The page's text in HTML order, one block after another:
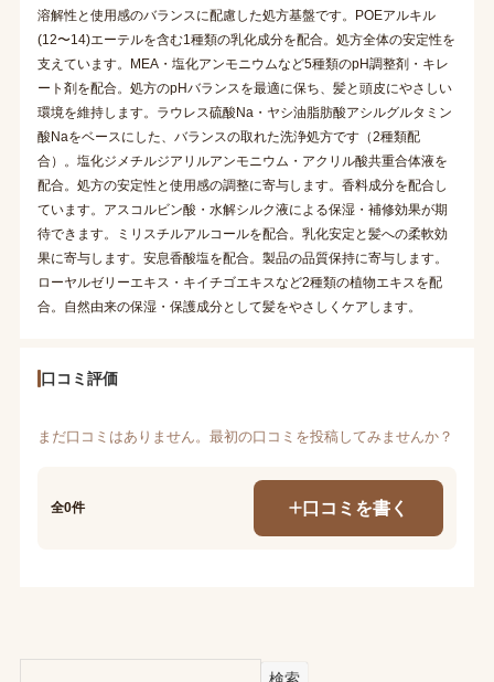
溶解性と使用感のバランスに配慮した処方基盤です。POEアルキル
(12〜14)エーテルを含む1種類の乳化成分を配合。処方全体の安定性を
支えています。MEA・塩化アンモニウムなど5種類のpH調整剤・キレ
ート剤を配合。処方のpHバランスを最適に保ち、髪と頭皮にやさしい
環境を維持します。ラウレス硫酸Na・ヤシ油脂肪酸アシルグルタミン
酸Naをベースにした、バランスの取れた洗浄処方です（2種類配
合）。塩化ジメチルジアリルアンモニウム・アクリル酸共重合体液を
配合。処方の安定性と使用感の調整に寄与します。香料成分を配合し
ています。アスコルビン酸・水解シルク液による保湿・補修効果が期
待できます。ミリスチルアルコールを配合。乳化安定と髪への柔軟効
果に寄与します。安息香酸塩を配合。製品の品質保持に寄与します。
ローヤルゼリーエキス・キイチゴエキスなど2種類の植物エキスを配
合。自然由来の保湿・保護成分として髪をやさしくケアします。
口コミ評価
まだ口コミはありません。最初の口コミを投稿してみませんか？
全0件 口コミを書く
検索